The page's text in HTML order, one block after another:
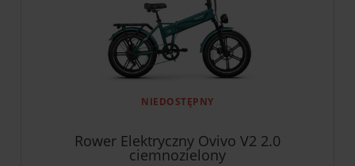
NIEDOSTĘPNY
Rower Elektryczny Ovivo V2 2.0
ciemnozielony